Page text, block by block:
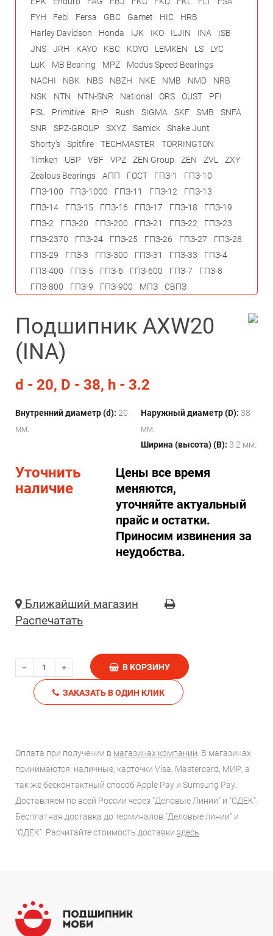
Подшипник AXW20
(INA)
d - 20, D - 38, h - 3.2
Внутренний диаметр (d): 20
мм.
Наружный диаметр (D): 38
мм.
Ширина (высота) (B): 3.2 мм.
Уточнить
наличие
Цены все время
меняются,
уточняйте актуальный
прайс и остатки.
Приносим извинения за
неудобства.
Ближайший магазин
Распечатать
В КОРЗИНУ
ЗАКАЗАТЬ В ОДИН КЛИК
Оплата при получении в магазинах компании . В магазинах
принимаются: наличные, карточки Visa, Mastercard, МИР, а
так же бесконтактный способ Apple Pay и Sumsung Pay.
Доставляем по всей России через "Деловые Линии" и "СДЕК".
Бесплатная доставка до терминалов "Деловые линии" и
"СДЕК". Расчитайте стоимость доставки здесь
FYH
Febi Fersa GBC Gamet HIC
HRB
Harley Davidson
Honda IJK IKO ILJIN INA
ISB
JNS
JRH KAYO KBC KOYO LEMKEN LS
LYC
LuK
MB Bearing MPZ
Modus Speed Bearings
NACHI
NBK NBS NBZH NKE NMB NMD
NRB
NSK
NTN NTN-SNR National ORS OUST
PFI
PSL
Primitive RHP Rush SIGMA SKF SMB
SNFA
SNR
SPZ-GROUP SXYZ Samick
Shake Junt
Shorty's
Spitfire TECHMASTER
TORRINGTON
Timken
UBP VBF VPZ ZEN Group ZEN ZVL
ZXY
Zealous Bearings
АПП ГОСТ ГПЗ-1
ГПЗ-10
ГПЗ-100
ГПЗ-1000 ГПЗ-11 ГПЗ-12
ГПЗ-13
ГПЗ-14
ГПЗ-15 ГПЗ-16 ГПЗ-17 ГПЗ-18
ГПЗ-19
ГПЗ-2
ГПЗ-20 ГПЗ-200 ГПЗ-21 ГПЗ-22
ГПЗ-23
ГПЗ-2370
ГПЗ-24 ГПЗ-25 ГПЗ-26 ГПЗ-27
ГПЗ-28
ГПЗ-29
ГПЗ-3 ГПЗ-300 ГПЗ-31 ГПЗ-33
ГПЗ-4
ГПЗ-400
ГПЗ-5 ГПЗ-6 ГПЗ-600 ГПЗ-7
ГПЗ-8
ГПЗ-800
ГПЗ-9 ГПЗ-900 МПЗ СВПЗ